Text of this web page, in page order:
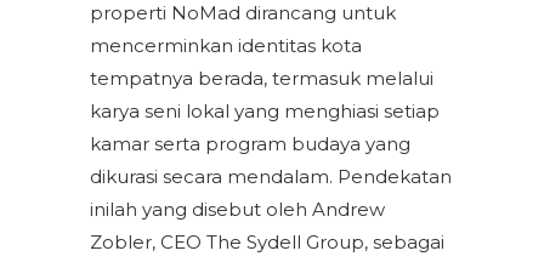
properti NoMad dirancang untuk
mencerminkan identitas kota
tempatnya berada, termasuk melalui
karya seni lokal yang menghiasi setiap
kamar serta program budaya yang
dikurasi secara mendalam. Pendekatan
inilah yang disebut oleh Andrew
Zobler, CEO The Sydell Group, sebagai